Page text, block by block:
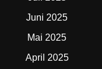
Juni 2025
Mai 2025
April 2025